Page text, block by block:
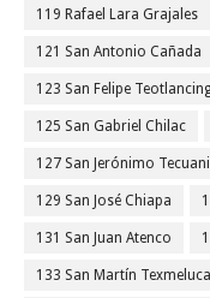
119 Rafael Lara Grajales
121 San Antonio Cañada
123 San Felipe
125 San Gabriel Chilac
127 San Jerónimo
129 San José Chiapa
131 San Juan Atenco
133 San Martín